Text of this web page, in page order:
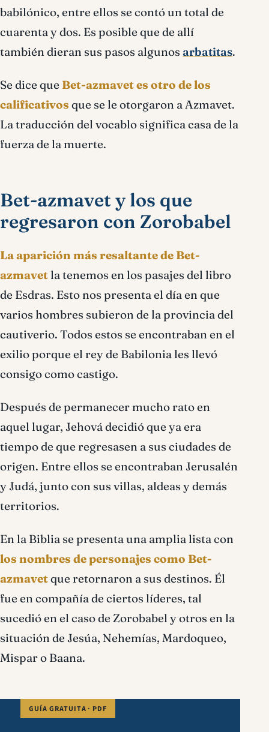
babilónico, entre ellos se contó un total de
cuarenta y dos. Es posible que de allí
también dieran sus pasos algunos arbatitas.
Se dice que Bet-azmavet es otro de los
calificativos que se le otorgaron a Azmavet.
La traducción del vocablo significa casa de la
fuerza de la muerte.
Bet-azmavet y los que
regresaron con Zorobabel
La aparición más resaltante de Bet-
azmavet la tenemos en los pasajes del libro
de Esdras. Esto nos presenta el día en que
varios hombres subieron de la provincia del
cautiverio. Todos estos se encontraban en el
exilio porque el rey de Babilonia les llevó
consigo como castigo.
Después de permanecer mucho rato en
aquel lugar, Jehová decidió que ya era
tiempo de que regresasen a sus ciudades de
origen. Entre ellos se encontraban Jerusalén
y Judá, junto con sus villas, aldeas y demás
territorios.
En la Biblia se presenta una amplia lista con
los nombres de personajes como Bet-
azmavetque retornaron a sus destinos. Él
fue en compañía de ciertos líderes, tal
sucedió en el caso de Zorobabel y otros en la
situación de Jesúa, Nehemías, Mardoqueo,
Mispar o Baana.
GUÍA GRATUITA · PDF